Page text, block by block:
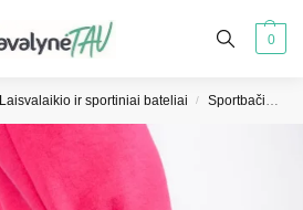
0
Laisvalaikio ir sportiniai bateliai / Sportbačiai moterims